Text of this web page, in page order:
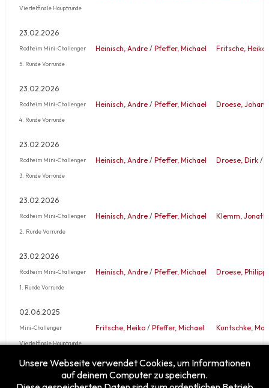
Viertelfinale Hauptrunde
23.02.2026
Rodheim Mini-Challenger
5. Runde Vorrunde
Heinisch, Andre / Pfeffer, Michael Fritsche, Heiko
23.02.2026
Rodheim Mini-Challenger
4. Runde Vorrunde
Heinisch, Andre / Pfeffer, Michael Droese,
23.02.2026
Rodheim Mini-Challenger
3. Runde Vorrunde
Heinisch, Andre / Pfeffer, Michael Droese, Dirk /
23.02.2026
Rodheim Mini-Challenger
2. Runde Vorrunde
Heinisch, Andre / Pfeffer, Michael Klemm,
23.02.2026
Rodheim Mini-Challenger
1. Runde Vorrunde
Heinisch, Andre / Pfeffer, Michael Droese, Philipp
02.06.2025
Mini-Challenger
Viertelfinale Hauptrunde
Fritsche, Heiko / Pfeffer, Michael Kuntschke, Max
Mehr …
Unsere Webseite verwendet Cookies, um Informationen
auf deinem Computer zu speichern.